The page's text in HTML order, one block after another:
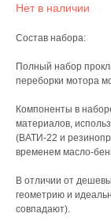
Нет в наличии
Состав набора:
Полный набор
переборки мотора
Компоненты в
материалов,
(ВАТИ-22 и
временем масло-
В отличии от
геометрию и
совпадают).